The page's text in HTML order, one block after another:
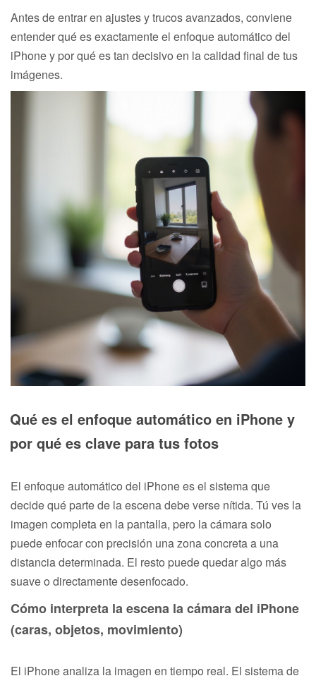
Antes de entrar en ajustes y trucos avanzados, conviene
entender qué es exactamente el enfoque automático del
iPhone y por qué es tan decisivo en la calidad final de tus
imágenes.
Qué es el enfoque automático en iPhone y
por qué es clave para tus fotos
El enfoque automático del iPhone es el sistema que
decide qué parte de la escena debe verse nítida. Tú ves la
imagen completa en la pantalla, pero la cámara solo
puede enfocar con precisión una zona concreta a una
distancia determinada. El resto puede quedar algo más
suave o directamente desenfocado.
Cómo interpreta la escena la cámara del iPhone
(caras, objetos, movimiento)
El iPhone analiza la imagen en tiempo real. El sistema de